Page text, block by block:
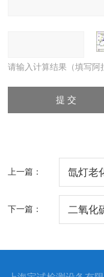
请输入计算结果（填写阿
上一篇： 氙灯老
下一篇： 二氧化